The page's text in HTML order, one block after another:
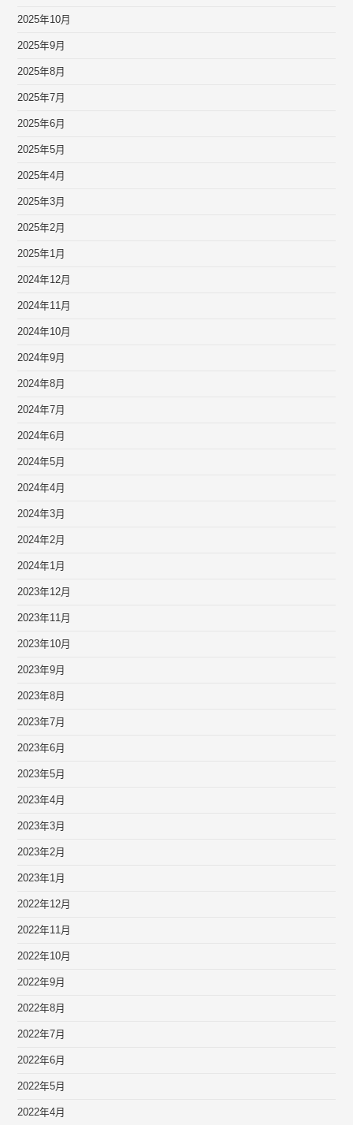
2025年10月
2025年9月
2025年8月
2025年7月
2025年6月
2025年5月
2025年4月
2025年3月
2025年2月
2025年1月
2024年12月
2024年11月
2024年10月
2024年9月
2024年8月
2024年7月
2024年6月
2024年5月
2024年4月
2024年3月
2024年2月
2024年1月
2023年12月
2023年11月
2023年10月
2023年9月
2023年8月
2023年7月
2023年6月
2023年5月
2023年4月
2023年3月
2023年2月
2023年1月
2022年12月
2022年11月
2022年10月
2022年9月
2022年8月
2022年7月
2022年6月
2022年5月
2022年4月